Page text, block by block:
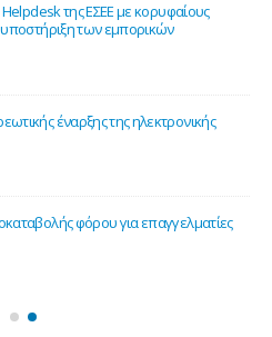
Helpdesk της ΕΣΕΕ με κορυφαίους
υποστήριξη των εμπορικών
έναρξης της ηλεκτρονικής
φόρου για επαγγελματίες